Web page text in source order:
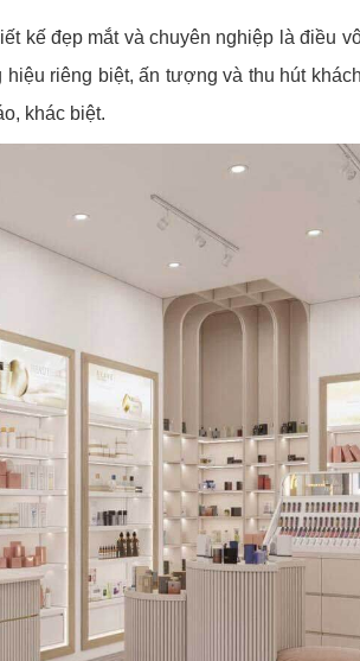
kế đẹp mắt và chuyên nghiệp là điều
riêng biệt, ấn tượng và thu hút
khác biệt.